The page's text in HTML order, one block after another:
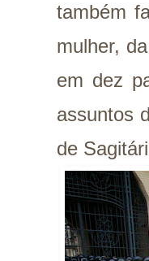
também
mulher,
em dez
assuntos
de